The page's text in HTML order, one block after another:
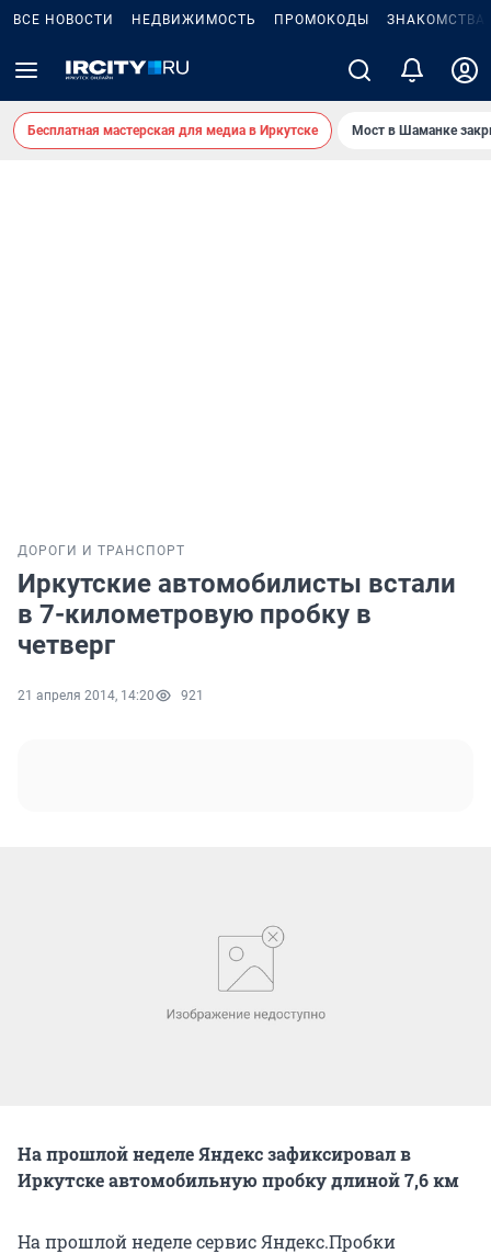
ВСЕ НОВОСТИ НЕДВИЖИМОСТЬ ПРОМОКОДЫ ЗНАКОМСТВА
Бесплатная мастерская для медиа в Иркутске Мост в Шаманке
ДОРОГИ И ТРАНСПОРТ
Иркутские автомобилисты встали
в 7-километровую пробку в
четверг
21 апреля 2014, 14:20 921
На прошлой неделе Яндекс зафиксировал в
Иркутске автомобильную пробку длиной 7,6 км
На прошлой неделе сервис Яндекс.Пробки